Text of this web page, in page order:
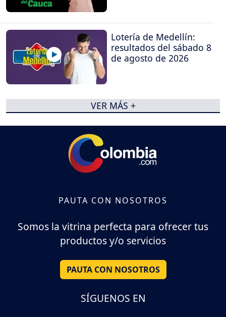
Lotería de Medellín:
resultados del sábado 8
de agosto de 2026
VER MÁS +
PAUTA CON NOSOTROS
Somos la vitrina perfecta para ofrecer tus
productos y/o servicios
PAUTA CON NOSOTROS
SÍGUENOS EN